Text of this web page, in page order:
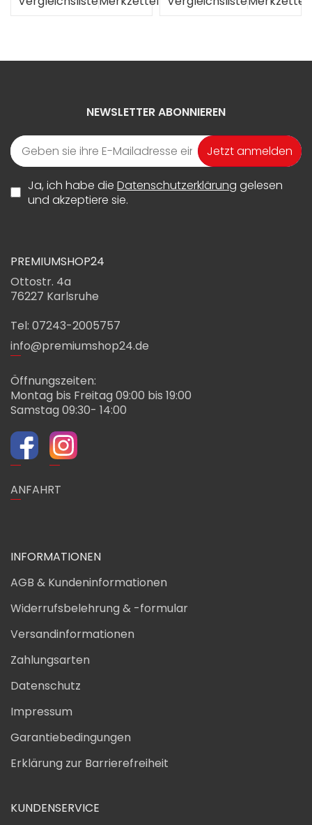
NEWSLETTER ABONNIEREN
Jetzt anmelden
Ja, ich habe die Datenschutzerklärung gelesen
und akzeptiere sie.
PREMIUMSHOP24
Ottostr. 4a
76227 Karlsruhe
Tel: 07243-2005757
info@premiumshop24.de
Öffnungszeiten:
Montag bis Freitag 09:00 bis 19:00
Samstag 09:30- 14:00
ANFAHRT
INFORMATIONEN
AGB & Kundeninformationen
Widerrufsbelehrung & -formular
Versandinformationen
Zahlungsarten
Datenschutz
Impressum
Garantiebedingungen
Erklärung zur Barrierefreiheit
KUNDENSERVICE